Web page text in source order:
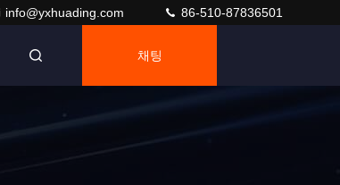
info@yxhuading.com 86-510-87836501
채팅